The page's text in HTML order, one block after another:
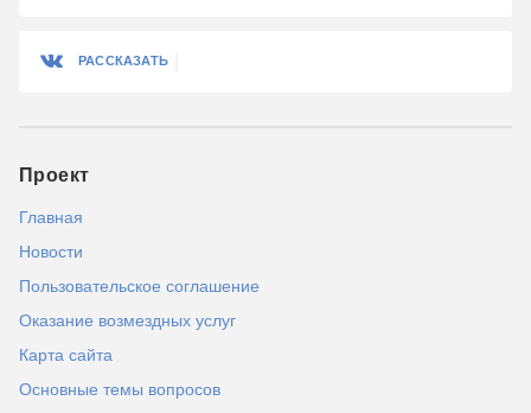
РАССКАЗАТЬ
Проект
Главная
Новости
Пользовательское соглашение
Оказание возмездных услуг
Карта сайта
Основные темы вопросов